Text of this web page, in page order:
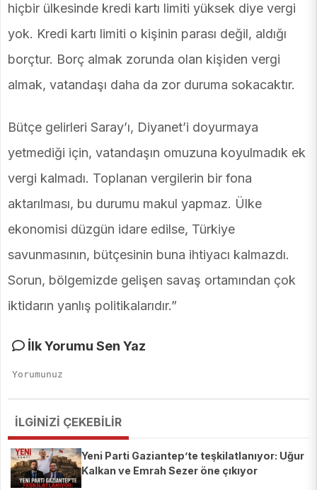
hiçbir ülkesinde kredi kartı limiti yüksek diye vergi
yok. Kredi kartı limiti o kişinin parası değil, aldığı
borçtur. Borç almak zorunda olan kişiden vergi
almak, vatandaşı daha da zor duruma sokacaktır.
Bütçe gelirleri Saray’ı, Diyanet’i doyurmaya
yetmediği için, vatandaşın omuzuna koyulmadık ek
vergi kalmadı. Toplanan vergilerin bir fona
aktarılması, bu durumu makul yapmaz. Ülke
ekonomisi düzgün idare edilse, Türkiye
savunmasının, bütçesinin buna ihtiyacı kalmazdı.
Sorun, bölgemizde gelişen savaş ortamından çok
iktidarın yanlış politikalarıdır.”
İlk Yorumu Sen Yaz
İLGİNİZİ ÇEKEBİLİR
Yeni Parti Gaziantep’te teşkilatlanıyor: Uğur
Kalkan ve Emrah Sezer öne çıkıyor